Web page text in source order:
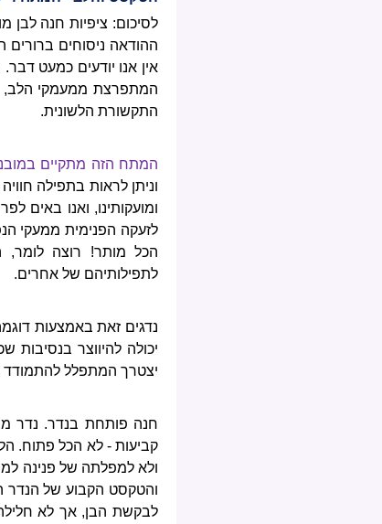
לסיכום: ציפיות חנה לבן
ההודאה ניסוחים
אין אנו יודעים כמעט
המתפרצת ממעמקי הלב,
התקשורת הלשונית.
המתח הזה מתקיים
וניתן לראות בתפילה
ומועקותינו, ואנו באים
לזעקה הפנימית ממעקי
הכל מותר! רוצה
לתפילותיהם של אחרים.
נדגים זאת באמצעות
יכולה להיווצר
יצטרך המתפלל
חנה פותחת בנדר. נדר
קביעות - לא הכל פתוח.
ולא למפלתה של פנינה
והטקסט הקבוע של הנדר
לבקשת הבן, אך לא